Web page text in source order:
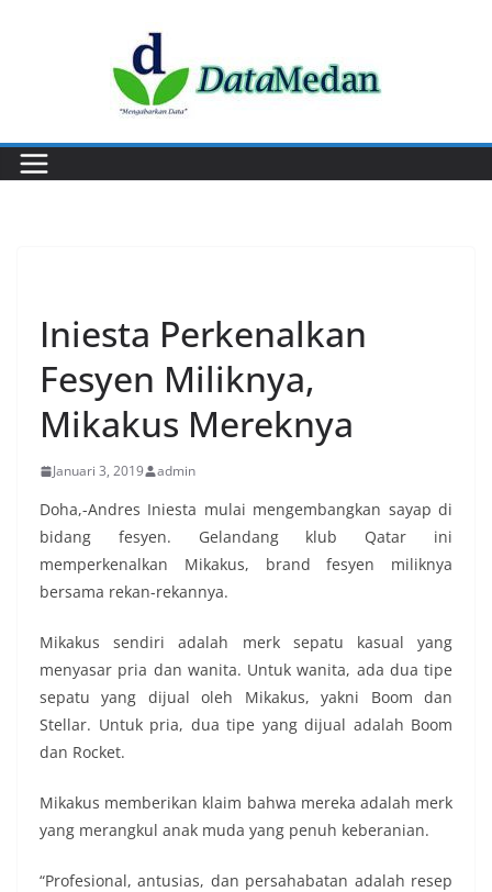
Iniesta Perkenalkan
Fesyen Miliknya,
Mikakus Mereknya
Januari 3, 2019 admin
Doha,-Andres Iniesta mulai mengembangkan sayap di
bidang fesyen. Gelandang klub Qatar ini
memperkenalkan Mikakus, brand fesyen miliknya
bersama rekan-rekannya.
Mikakus sendiri adalah merk sepatu kasual yang
menyasar pria dan wanita. Untuk wanita, ada dua tipe
sepatu yang dijual oleh Mikakus, yakni Boom dan
Stellar. Untuk pria, dua tipe yang dijual adalah Boom
dan Rocket.
Mikakus memberikan klaim bahwa mereka adalah merk
yang merangkul anak muda yang penuh keberanian.
“Profesional, antusias, dan persahabatan adalah resep